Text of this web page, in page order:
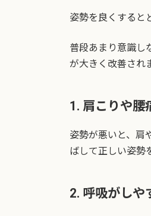
姿勢を良くすると
普段あまり意識し
が大きく改善され
1. 肩こりや腰
姿勢が悪いと、肩
ばして正しい姿勢
2. 呼吸がしや